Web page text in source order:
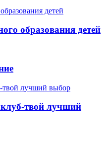
образования детей
твой лучший